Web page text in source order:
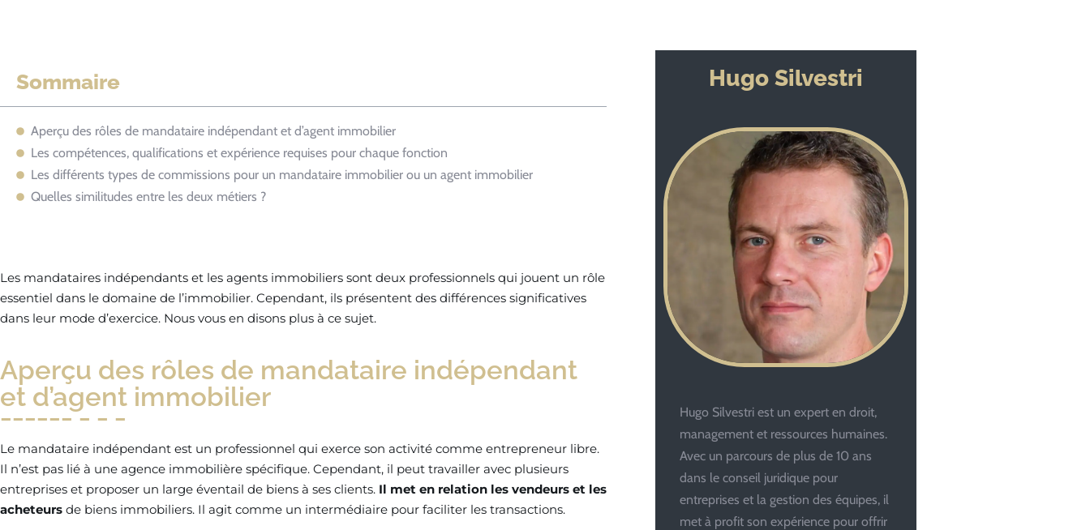
Sommaire
Aperçu des rôles de mandataire indépendant et d’agent immobilier
Les compétences, qualifications et expérience requises pour chaque fonction
Les différents types de commissions pour un mandataire immobilier ou un agent immobilier
Quelles similitudes entre les deux métiers ?
Les mandataires indépendants et les agents immobiliers sont deux professionnels qui jouent un rôle
essentiel dans le domaine de l’immobilier. Cependant, ils présentent des différences significatives
dans leur mode d’exercice. Nous vous en disons plus à ce sujet.
Aperçu des rôles de mandataire indépendant
et d’agent immobilier
Le mandataire indépendant est un professionnel qui exerce son activité comme entrepreneur libre.
Il n’est pas lié à une agence immobilière spécifique. Cependant, il peut travailler avec plusieurs
entreprises et proposer un large éventail de biens à ses clients. Il met en relation les vendeurs et les
acheteurs de biens immobiliers. Il agit comme un intermédiaire pour faciliter les transactions.
Hugo Silvestri
Hugo Silvestri est un expert en droit,
management et ressources humaines.
Avec un parcours de plus de 10 ans
dans le conseil juridique pour
entreprises et la gestion des équipes, il
met à profit son expérience pour offrir